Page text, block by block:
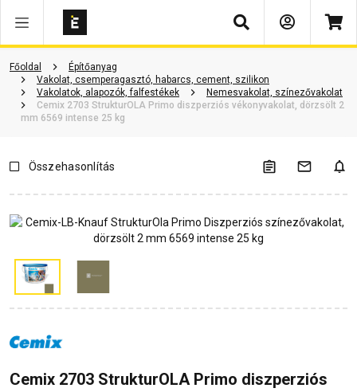
Keresés
Főoldal
Építőanyag
Vakolat, csemperagasztó, habarcs, cement, szilikon
Vakolatok, alapozók, falfestékek
Nemesvakolat, színezővakolat
Cemix 2703 StrukturOLA Primo diszperziós vékonyvakolat, dörzsölt 2
mm 6569 intense 25 kg
Vásárlói vélemények Kérdések és válaszok Kapcsolódó cikkek
Összehasonlítás
Cemix 2703 StrukturOLA Primo diszperziós